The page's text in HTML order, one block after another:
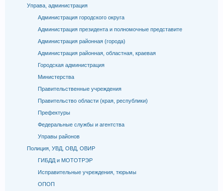
Управа, администрация
Администрация городского округа
Администрация президента и полномочные представите
Администрация районная (города)
Администрация районная, областная, краевая
Городская администрация
Министерства
Правительственные учреждения
Правительство области (края, республики)
Префектуры
Федеральные службы и агентства
Управы районов
Полиция, УВД, ОВД, ОВИР
ГИБДД и МОТОТРЭР
Исправительные учреждения, тюрьмы
ОПОП